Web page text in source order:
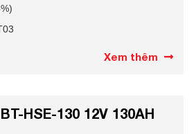
Xem thêm
HSE-130 12V 130AH